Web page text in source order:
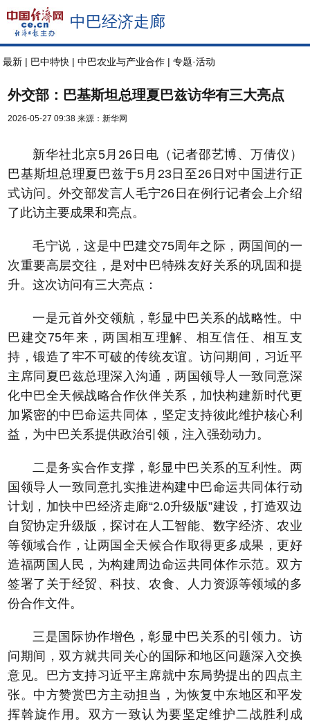
中巴经济走廊
专题·活动
|
中巴农业与产业合作
|
巴中特快
|
最新
外交部：巴基斯坦总理夏巴兹访华有三大亮点
2026-05-27 09:38 来源：新华网
新华社北京5月26日电（记者邵艺博、万倩仪）
巴基斯坦总理夏巴兹于5月23日至26日对中国进行正
式访问。外交部发言人毛宁26日在例行记者会上介绍
了此访主要成果和亮点。
毛宁说，这是中巴建交75周年之际，两国间的一
次重要高层交往，是对中巴特殊友好关系的巩固和提
升。这次访问有三大亮点：
一是元首外交领航，彰显中巴关系的战略性。中
巴建交75年来，两国相互理解、相互信任、相互支
持，锻造了牢不可破的传统友谊。访问期间，习近平
主席同夏巴兹总理深入沟通，两国领导人一致同意深
化中巴全天候战略合作伙伴关系，加快构建新时代更
加紧密的中巴命运共同体，坚定支持彼此维护核心利
益，为中巴关系提供政治引领，注入强劲动力。
二是务实合作支撑，彰显中巴关系的互利性。两
国领导人一致同意扎实推进构建中巴命运共同体行动
计划，加快中巴经济走廊“2.0升级版”建设，打造双边
自贸协定升级版，探讨在人工智能、数字经济、农业
等领域合作，让两国全天候合作取得更多成果，更好
造福两国人民，为构建周边命运共同体作示范。双方
签署了关于经贸、科技、农食、人力资源等领域的多
份合作文件。
三是国际协作增色，彰显中巴关系的引领力。访
问期间，双方就共同关心的国际和地区问题深入交换
意见。巴方支持习近平主席就中东局势提出的四点主
张。中方赞赏巴方主动担当，为恢复中东地区和平发
挥斡旋作用。双方一致认为要坚定维护二战胜利成